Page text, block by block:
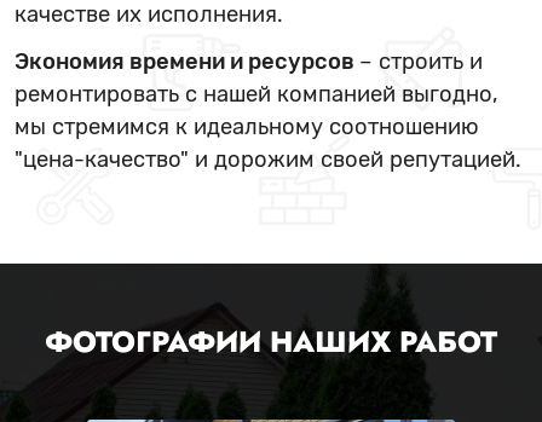
качестве их исполнения.
Экономия времени и ресурсов – строить и
ремонтировать с нашей компанией выгодно,
мы стремимся к идеальному соотношению
"цена-качество" и дорожим своей репутацией.
ФОТОГРАФИИ НАШИХ РАБОТ